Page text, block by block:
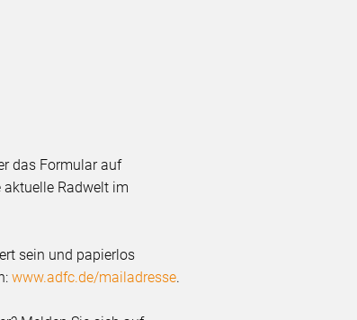
das Formular auf
Radwelt im
sein und papierlos
www.adfc.de/mailadresse.